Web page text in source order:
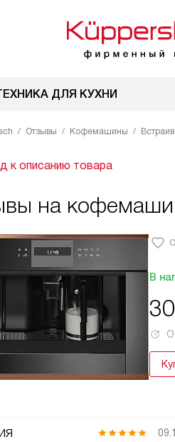
ДЛЯ КУХНИ
Отзывы Кофемашины
к описанию товара
на
В